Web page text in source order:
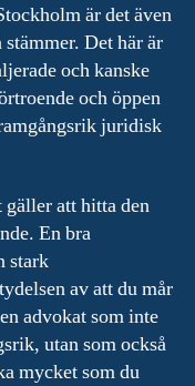
är det även
Det här är
och kanske
och öppen
juridisk
gäller att hitta den
En bra
stark
av att du mår
advokat som inte
utan som också
mycket som du